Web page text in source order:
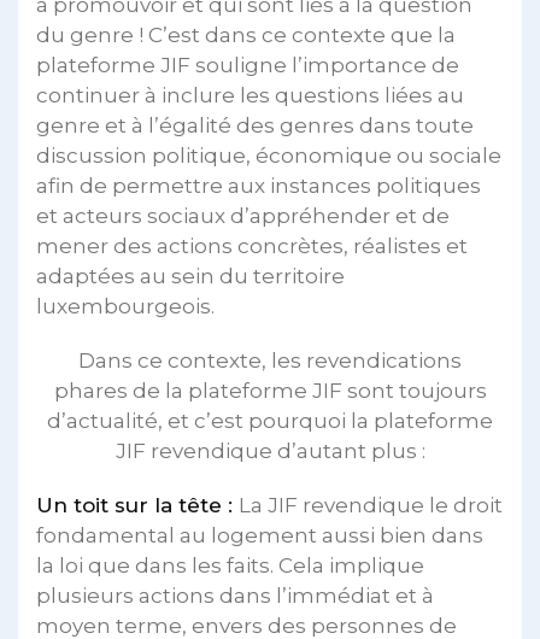
du genre ! C’est dans ce contexte que la
plateforme JIF souligne l’importance de
continuer à inclure les questions liées au
genre et à l’égalité des genres dans toute
discussion politique, économique ou sociale
afin de permettre aux instances politiques
et acteurs sociaux d’appréhender et de
mener des actions concrètes, réalistes et
adaptées au sein du territoire
luxembourgeois.
Dans ce contexte, les revendications
phares de la plateforme JIF sont toujours
d’actualité, et c’est pourquoi la plateforme
JIF revendique d’autant plus :
Un toit sur la tête : La JIF revendique le droit
fondamental au logement aussi bien dans
la loi que dans les faits. Cela implique
plusieurs actions dans l’immédiat et à
moyen terme, envers des personnes de